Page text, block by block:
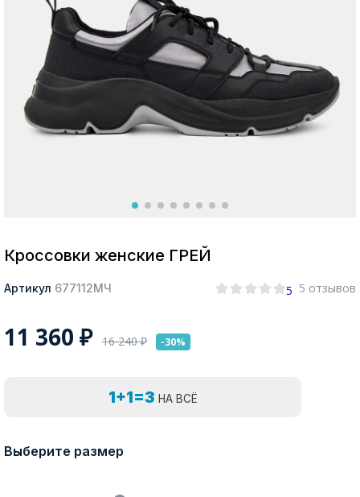
Москва
Кроссовки женские ГРЕЙ
Артикул 677112МЧ 5 5 отзывов
11 360 ₽ 16 240₽ -30%
1+1=3 НА ВСЁ
Выберите размер